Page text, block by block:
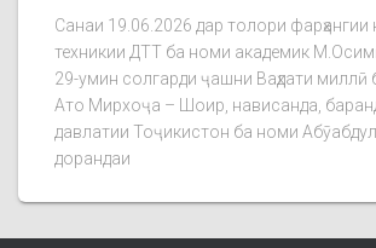
Санаи 19.06.2026 дар толори фарҳангии
техникии ДТТ ба номи академик
29-умин солгарди ҷашни Ваҳдати миллӣ
Ато Мирхоҷа – Шоир, нависанда,
давлатии Тоҷикистон ба номи
дорандаи